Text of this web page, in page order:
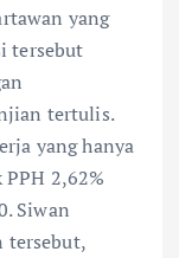
yang
tersebut
tertulis.
yang hanya
2,62%
Siwan
tersebut,